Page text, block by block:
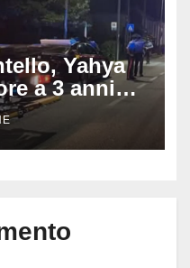
Yahya
a 3 anni
era